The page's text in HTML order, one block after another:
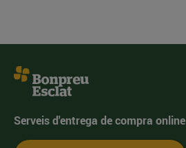
Serveis d'entrega de compra online